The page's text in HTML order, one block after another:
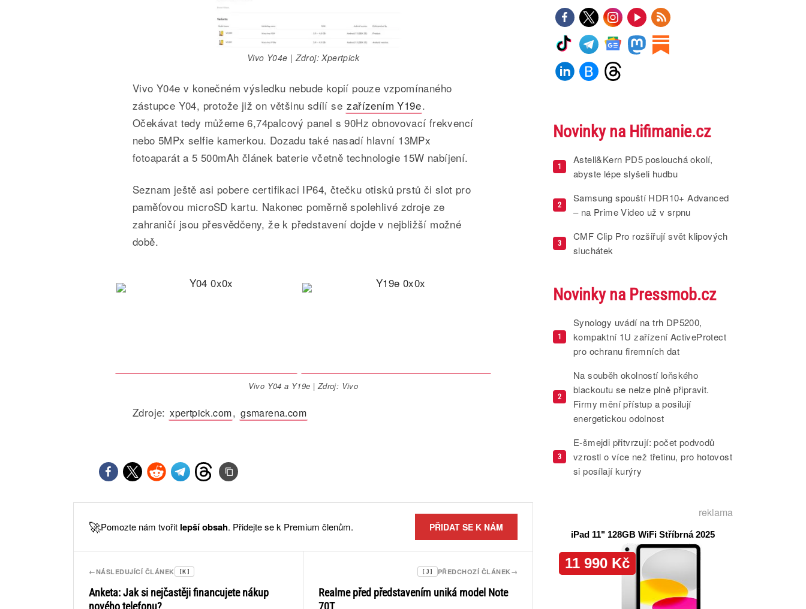
Vivo Y04e | Zdroj: Xpertpick
Vivo Y04e v konečném výsledku nebude kopií pouze vzpomínaného
zástupce Y04, protože již on většinu sdílí se zařízením Y19e.
Očekávat tedy můžeme 6,74palcový panel s 90Hz obnovovací frekvencí
nebo 5MPx selfie kamerkou. Dozadu také nasadí hlavní 13MPx
fotoaparát a 5 500mAh článek baterie včetně technologie 15W nabíjení.
Seznam ještě asi pobere certifikaci IP64, čtečku otisků prstů či slot pro
paměťovou microSD kartu. Nakonec poměrně spolehlivé zdroje ze
zahraničí jsou přesvědčeny, že k představení dojde v nejbližší možné
době.
Vivo Y04 a Y19e | Zdroj: Vivo
Zdroje: xpertpick.com, gsmarena.com
🚀Pomozte nám tvořit lepší obsah. Přidejte se k Premium členům. PŘIDAT SE K NÁM
←NÁSLEDUJÍCÍ ČLÁNEK [K]
Anketa: Jak si nejčastěji financujete nákup
nového telefonu?
→
PŘEDCHOZÍ ČLÁNEK
[J]
Realme před představením uniká model Note
70T
Novinky na Hifimanie.cz
1
Astell&Kern PD5 poslouchá okolí,
abyste lépe slyšeli hudbu
2
Samsung spouští HDR10+ Advanced
– na Prime Video už v srpnu
3
CMF Clip Pro rozšiřují svět klipových
sluchátek
Novinky na Pressmob.cz
1
Synology uvádí na trh DP5200,
kompaktní 1U zařízení ActiveProtect
pro ochranu firemních dat
2
Na souběh okolností loňského
blackoutu se nelze plně připravit.
Firmy mění přístup a posilují
energetickou odolnost
3
E-šmejdi přitvrzují: počet podvodů
vzrostl o více než třetinu, pro hotovost
si posílají kurýry
reklama